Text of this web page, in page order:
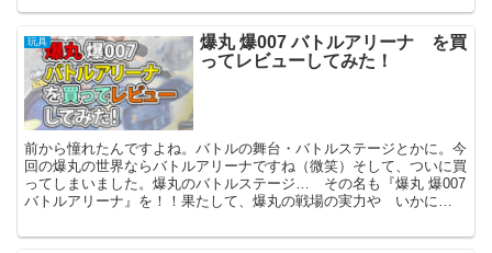
玩具
爆丸 爆007 バトルアリーナ を買
ってレビューしてみた！
前から憧れたんですよね。バトルの舞台・バトルステージとかに。今
回の爆丸の世界ならバトルアリーナですね（微笑）そして、ついに買
ってしまいました。爆丸のバトルステージ… その名も『爆丸 爆007
バトルアリーナ』を！！果たして、爆丸の戦場の実力や いかに…